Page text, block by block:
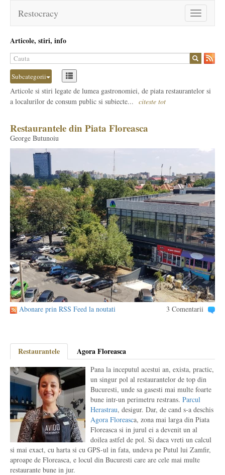
Toggle
navigation
Restocracy
Articole, stiri, info
Subcategorii
Articole si stiri legate de lumea gastronomiei, de piata restaurantelor si
a localurilor de consum public si subiecte... citeste tot
Restaurantele din Piata Floreasca
George Butunoiu
Abonare prin RSS Feed la noutati 3 Comentarii
Restaurantele Agora Floreasca
Pana la inceputul acestui an, exista, practic,
un singur pol al restaurantelor de top din
Bucuresti, unde sa gasesti mai multe foarte
bune intr-un perimetru restrans. Parcul
Herastrau, desigur. Dar, de cand s-a deschis
Agora Floreasca, zona mai larga din Piata
Floreasca si in jurul ei a devenit un al
doilea astfel de pol. Si daca vreti un calcul
si mai exact, cu harta si cu GPS-ul in fata, undeva pe Putul lui Zamfir,
aproape de Floreasca, e locul din Bucuresti care are cele mai multe
restaurante bune in jur.